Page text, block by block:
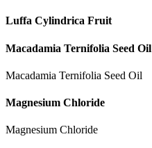
Luffa Cylindrica Fruit
Macadamia Ternifolia Seed Oil
Macadamia Ternifolia Seed Oil
Magnesium Chloride
Magnesium Chloride